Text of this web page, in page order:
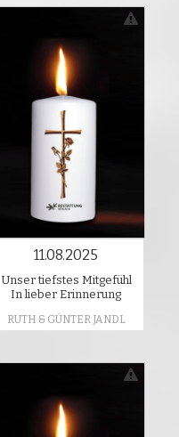
11.08.2025
Unser tiefstes Mitgefühl
In lieber Erinnerung
RUTH & GÜNTER JANDL